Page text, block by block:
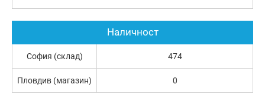
Наличност
София (склад) 474
Пловдив (магазин) 0